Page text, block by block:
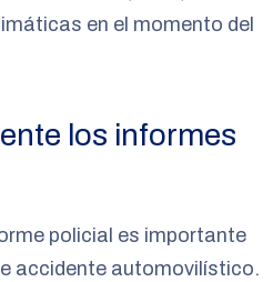
en el momento del
los informes
policial es importante
accidente automovilístico.